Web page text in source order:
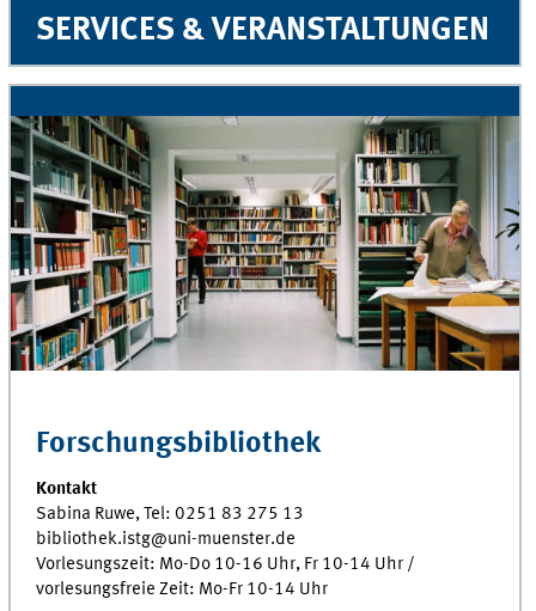
SERVICES & VERANSTALTUNGEN
Forschungsbibliothek
Kontakt
Sabina Ruwe, Tel: 0251 83 275 13
bibliothek.istg@uni-muenster.de
Vorlesungszeit: Mo-Do 10-16 Uhr, Fr 10-14 Uhr /
vorlesungsfreie Zeit: Mo-Fr 10-14 Uhr